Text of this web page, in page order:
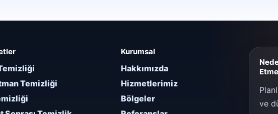
Temizliği
Kurumsal
Hakkımızda
Hizmetlerimiz
Bölgeler
ve